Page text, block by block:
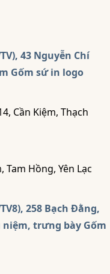
43 Nguyễn Chí
Gốm sứ in logo
Cần Kiệm, Thạch
Hồng, Yên Lạc
258 Bạch Đằng,
trưng bày Gốm